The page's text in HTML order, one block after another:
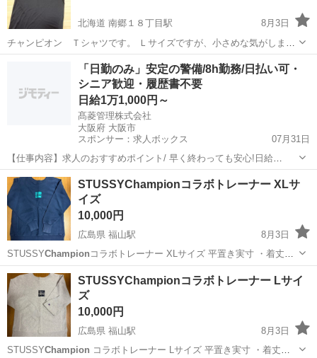
北海道 南郷１８丁目駅
8月3日
チャンピオン Ｔシャツです。 Ｌサイズですが、小さめな気がしま
す。 数回しか着ていないので美品です。
南郷１８丁目駅 Tシャツ チャンピオン
「日勤のみ」安定の警備/8h勤務/日払い可・
シニア歓迎・履歴書不要
日給1万1,000円～
髙菱管理株式会社
大阪府 大阪市
スポンサー：求人ボックス
07月31日
【仕事内容】求人のおすすめポイント/ 早く終わっても安心!日給
11,000円は全額お支払いします ! 「日勤のみ」で生活リズムが安定 !ご
家族との時間も大切にできます。 大手ゼネコンの大規模案件なので、
長期で安定して働けます。 日...
アルバイト・パート / 契約社員
STUSSYChampionコラボトレーナー XLサ
イズ
10,000円
広島県 福山駅
8月3日
STUSSYChampion コラボトレーナー XLサイズ 平置き実寸 ・着丈
69cm ・肩幅52cm ・身幅60cm ・袖丈66cm 美品です。
広島 福山市 STUSSY
STUSSYChampionコラボトレーナー Lサイ
ズ
10,000円
広島県 福山駅
8月3日
STUSSYChampion コラボトレーナー Lサイズ 平置き実寸 ・着丈